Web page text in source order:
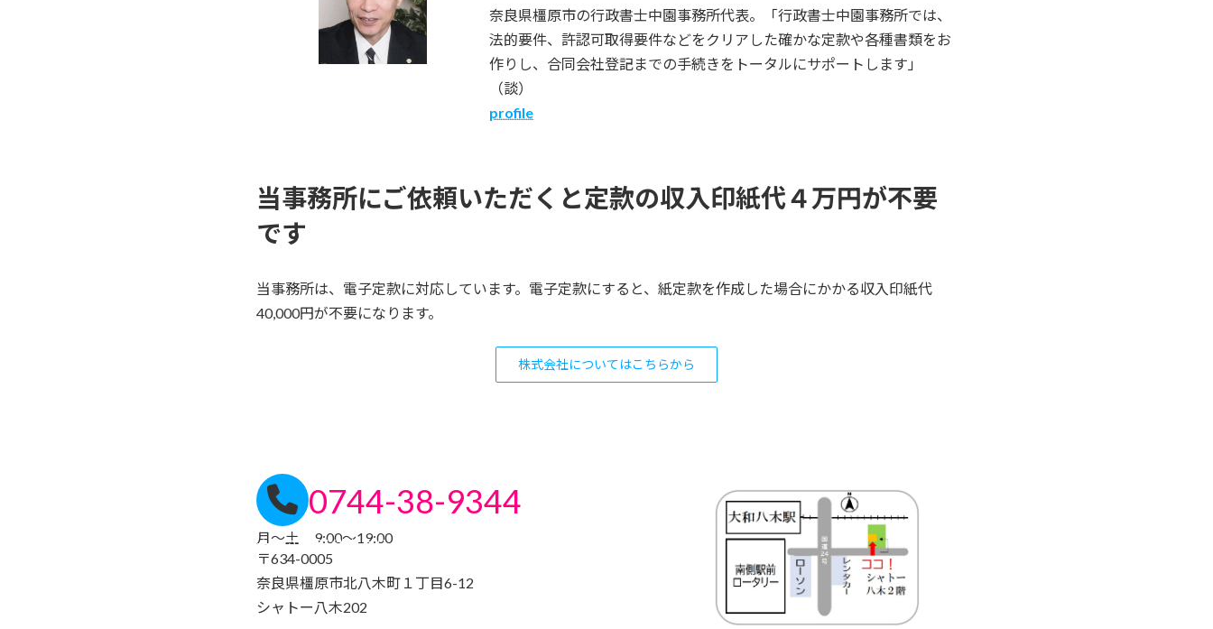
奈良県橿原市の行政書士中園事務所代表。「行政書士中園事務所では、
法的要件、許認可取得要件などをクリアした確かな定款や各種書類をお
作りし、合同会社登記までの手続きをトータルにサポートします」
（談）
profile
当事務所にご依頼いただくと定款の収入印紙代４万円が不要
です
当事務所は、電子定款に対応しています。電子定款にすると、紙定款を作成した場合にかかる収入印紙代
40,000円が不要になります。
株式会社についてはこちらから
0744-38-9344
月～土 9:00～19:00
大和八木駅 徒歩３分
〒634-0005
奈良県橿原市北八木町１丁目6-12
シャトー八木202